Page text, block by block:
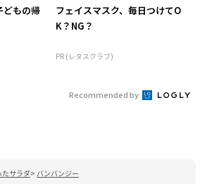
どもの帰
フェイスマスク、毎日つけてO
K？NG？
PR (レタスクラブ)
Recommended by
たサラダ
バンバンジー